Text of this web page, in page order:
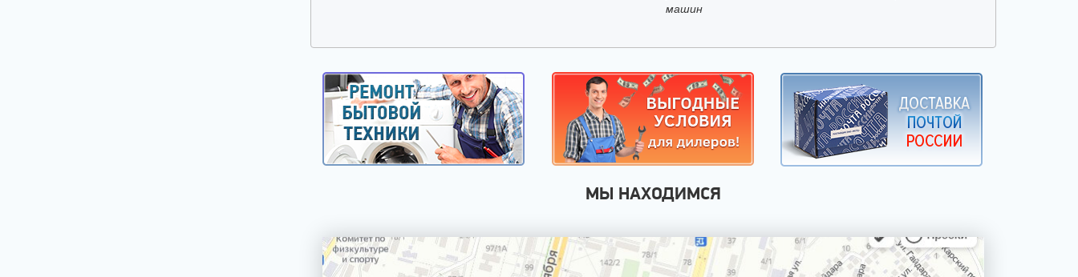
машин
МЫ НАХОДИМСЯ